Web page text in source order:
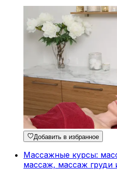
Добавить в избранное
Массажные курсы:
массаж, массаж груди